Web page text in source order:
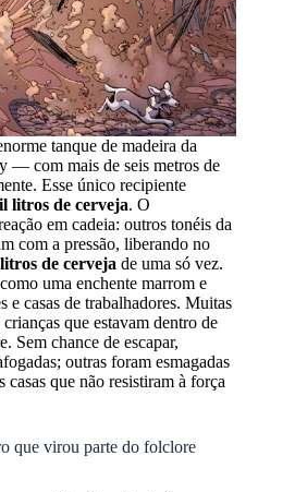
tanque de madeira da
— com mais de seis metros de
Esse único recipiente
litros de cerveja. O
em cadeia: outros tonéis da
com a pressão, liberando no
de cerveja de uma só vez.
uma enchente marrom e
e casas de trabalhadores. Muitas
que estavam dentro de
Sem chance de escapar,
outras foram esmagadas
casas que não resistiram à força
que virou parte do folclore